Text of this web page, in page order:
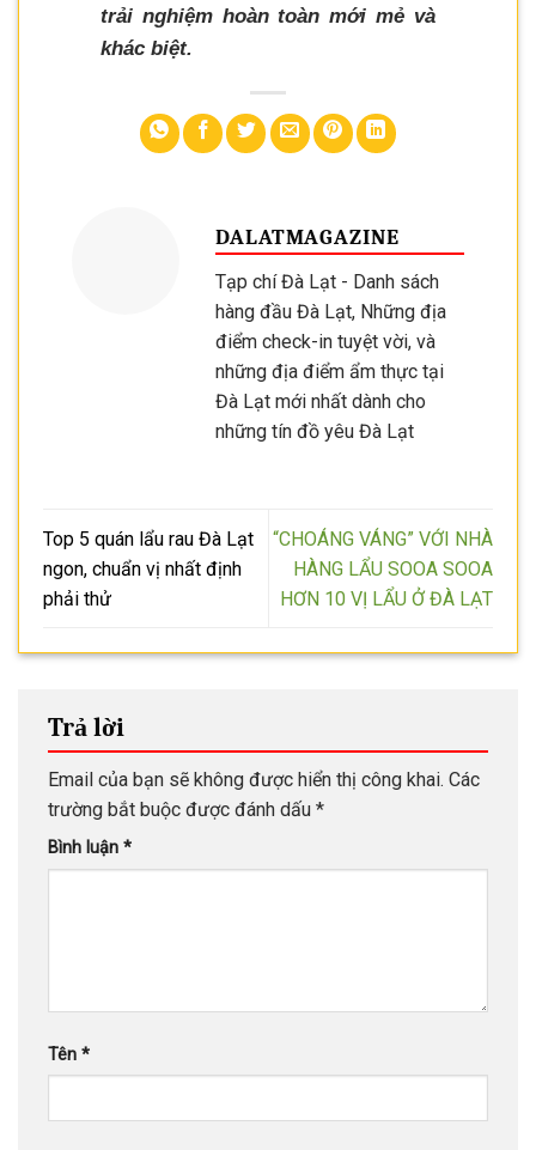
trải nghiệm hoàn toàn mới mẻ và
khác biệt.
DALATMAGAZINE
Tạp chí Đà Lạt - Danh sách
hàng đầu Đà Lạt, Những địa
điểm check-in tuyệt vời, và
những địa điểm ẩm thực tại
Đà Lạt mới nhất dành cho
những tín đồ yêu Đà Lạt
Top 5 quán lẩu rau Đà Lạt
ngon, chuẩn vị nhất định
phải thử
“CHOÁNG VÁNG” VỚI NHÀ
HÀNG LẨU SOOA SOOA
HƠN 10 VỊ LẨU Ở ĐÀ LẠT
Trả lời
Email của bạn sẽ không được hiển thị công khai. Các
trường bắt buộc được đánh dấu *
Bình luận *
Tên *